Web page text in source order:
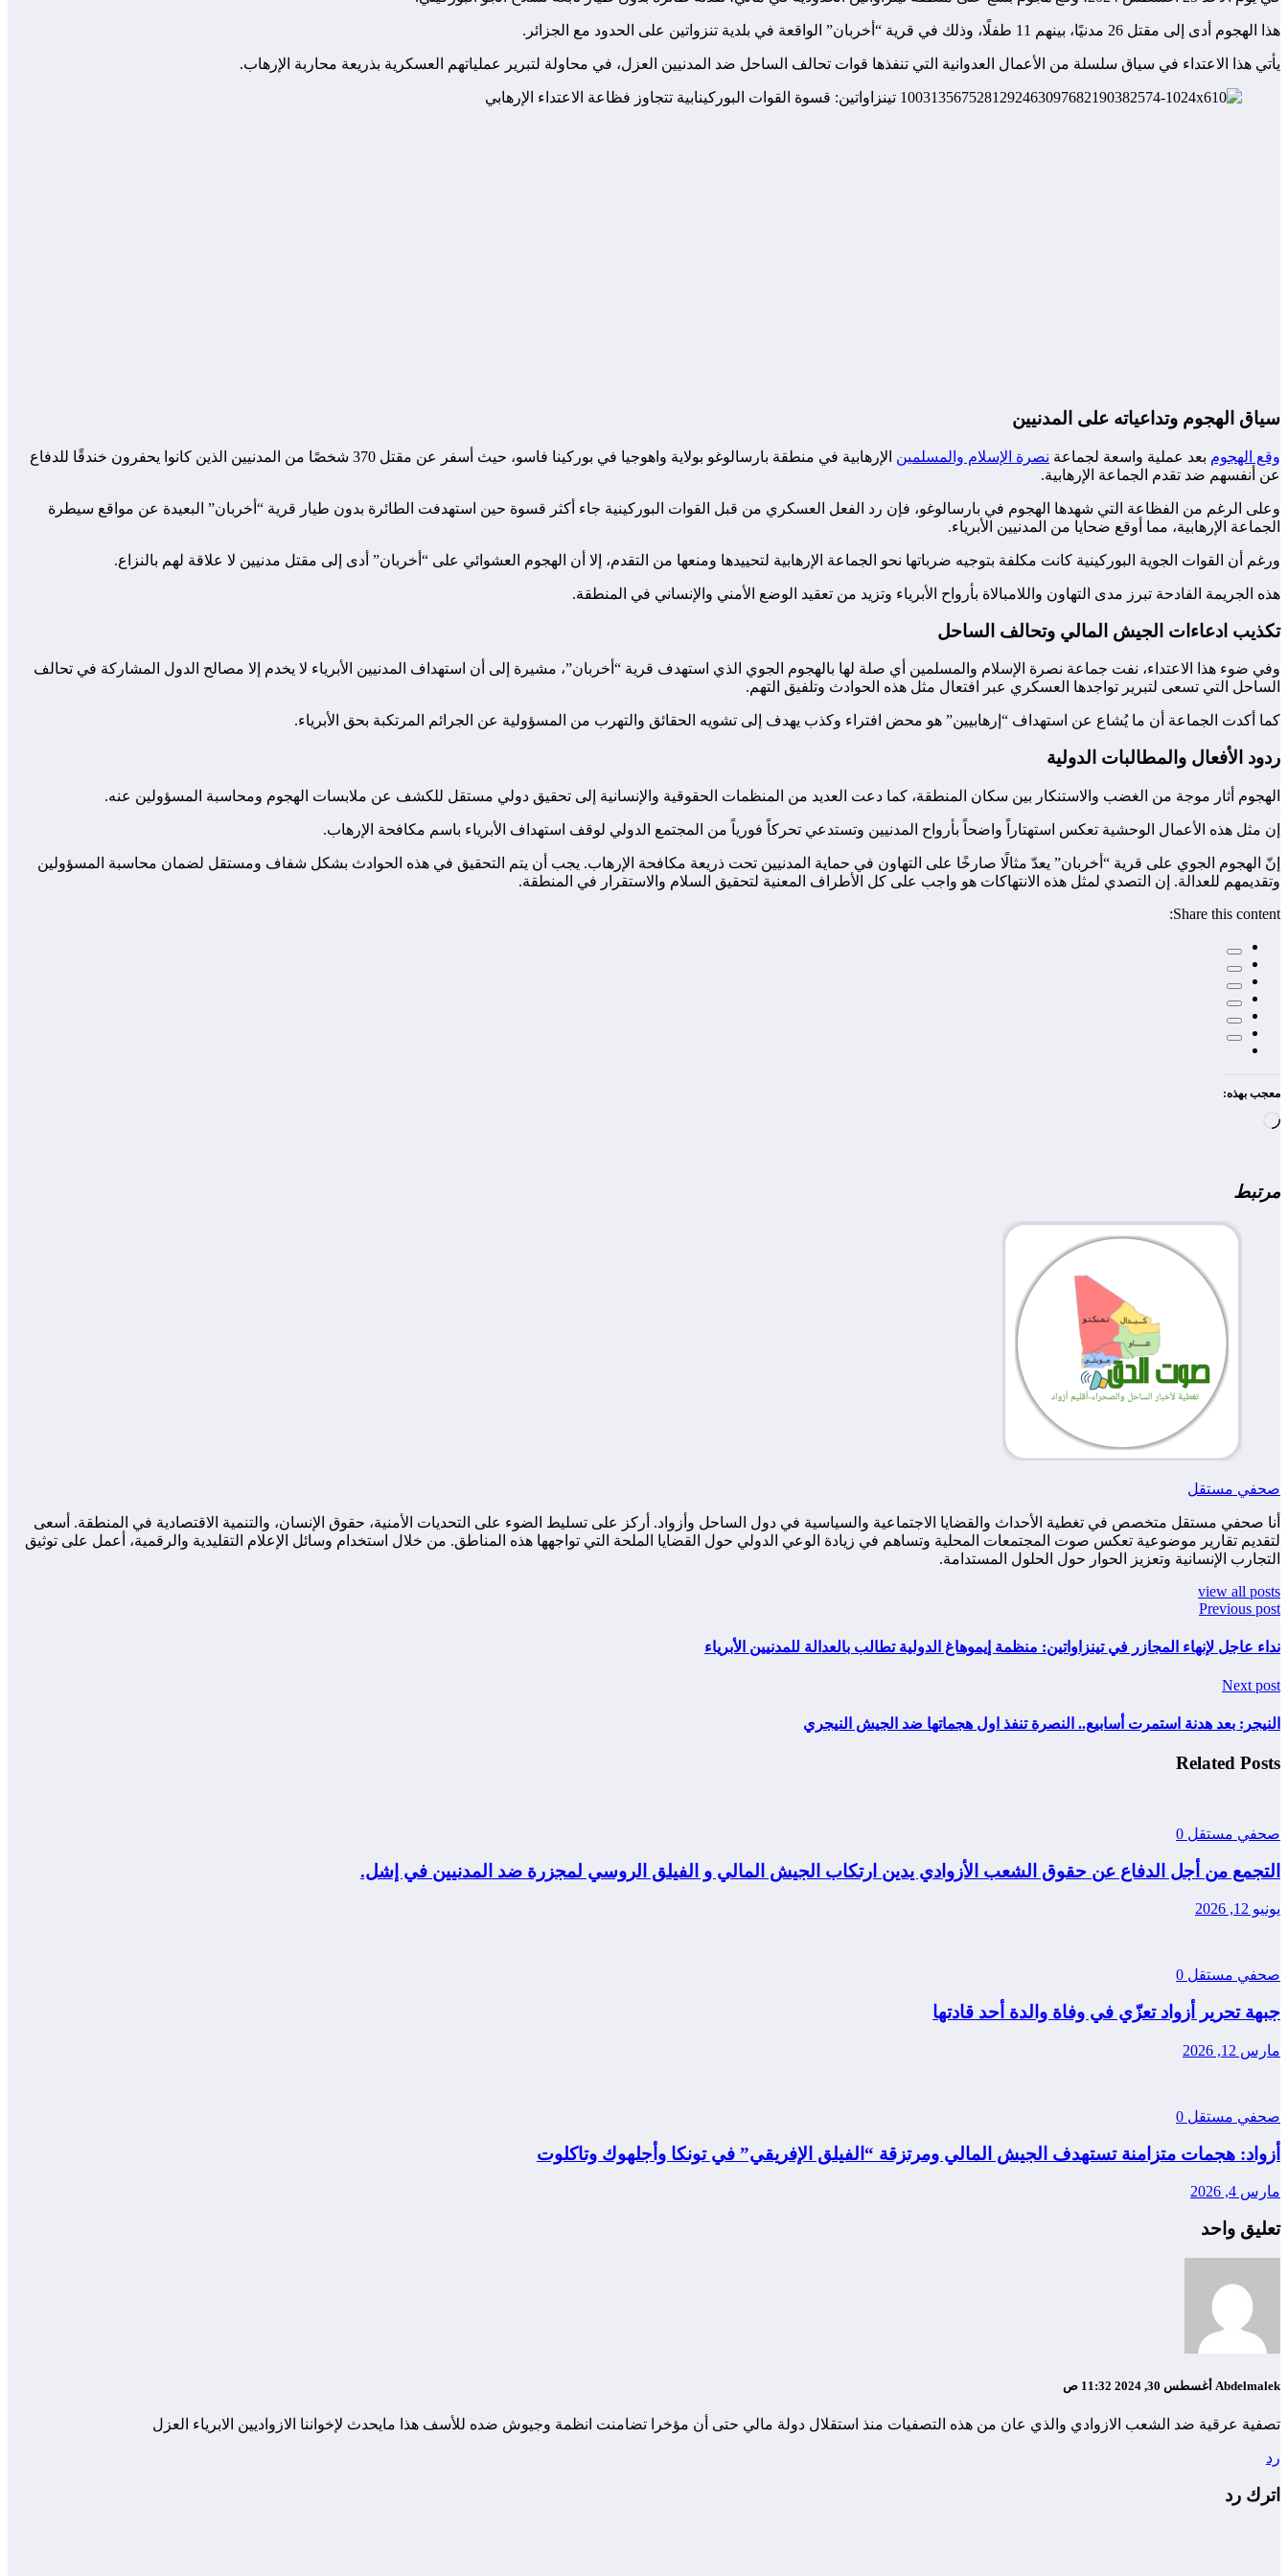
هذا الهجوم أدى إلى مقتل 26 مدنيًا، بينهم 11 طفلًا، وذلك في قرية “أخربان” الواقعة في بلدية تنزواتين على الحدود مع الجزائر.
يأتي هذا الاعتداء في سياق سلسلة من الأعمال العدوانية التي تنفذها قوات تحالف الساحل ضد المدنيين العزل، في محاولة لتبرير عملياتهم العسكرية بذريعة محاربة الإرهاب.
سياق الهجوم وتداعياته على المدنيين
وقع الهجوم بعد عملية واسعة لجماعة نصرة الإسلام والمسلمين
الإرهابية في منطقة بارسالوغو بولاية واهوجيا في بوركينا فاسو، حيث أسفر عن مقتل 370 شخصًا من المدنيين الذين كانوا يحفرون خندقًا للدفاع
عن أنفسهم ضد تقدم الجماعة الإرهابية.
وعلى الرغم من الفظاعة التي شهدها الهجوم في بارسالوغو، فإن رد الفعل العسكري من قبل القوات البوركينية جاء أكثر قسوة حين استهدفت الطائرة بدون طيار قرية “أخربان” البعيدة عن مواقع سيطرة
الجماعة الإرهابية، مما أوقع ضحايا من المدنيين الأبرياء.
ورغم أن القوات الجوية البوركينية كانت مكلفة بتوجيه ضرباتها نحو الجماعة الإرهابية لتحييدها ومنعها من التقدم، إلا أن الهجوم العشوائي على “أخربان” أدى إلى مقتل مدنيين لا علاقة لهم بالنزاع.
هذه الجريمة الفادحة تبرز مدى التهاون واللامبالاة بأرواح الأبرياء وتزيد من تعقيد الوضع الأمني والإنساني في المنطقة.
تكذيب ادعاءات الجيش المالي وتحالف الساحل
وفي ضوء هذا الاعتداء، نفت جماعة نصرة الإسلام والمسلمين أي صلة لها بالهجوم الجوي الذي استهدف قرية “أخربان”، مشيرة إلى أن استهداف المدنيين الأبرياء لا يخدم إلا مصالح الدول المشاركة في تحالف
الساحل التي تسعى لتبرير تواجدها العسكري عبر افتعال مثل هذه الحوادث وتلفيق التهم.
كما أكدت الجماعة أن ما يُشاع عن استهداف “إرهابيين” هو محض افتراء وكذب يهدف إلى تشويه الحقائق والتهرب من المسؤولية عن الجرائم المرتكبة بحق الأبرياء.
ردود الأفعال والمطالبات الدولية
الهجوم أثار موجة من الغضب والاستنكار بين سكان المنطقة، كما دعت العديد من المنظمات الحقوقية والإنسانية إلى تحقيق دولي مستقل للكشف عن ملابسات الهجوم ومحاسبة المسؤولين عنه.
إن مثل هذه الأعمال الوحشية تعكس استهتاراً واضحاً بأرواح المدنيين وتستدعي تحركاً فورياً من المجتمع الدولي لوقف استهداف الأبرياء باسم مكافحة الإرهاب.
إنّ الهجوم الجوي على قرية “أخربان” يعدّ مثالًا صارخًا على التهاون في حماية المدنيين تحت ذريعة مكافحة الإرهاب. يجب أن يتم التحقيق في هذه الحوادث بشكل شفاف ومستقل لضمان محاسبة المسؤولين
وتقديمهم للعدالة. إن التصدي لمثل هذه الانتهاكات هو واجب على كل الأطراف المعنية لتحقيق السلام والاستقرار في المنطقة.
Share this content:
معجب بهذه:
مرتبط
صحفي مستقل
أنا صحفي مستقل متخصص في تغطية الأحداث والقضايا الاجتماعية والسياسية في دول الساحل وأزواد. أركز على تسليط الضوء على التحديات الأمنية، حقوق الإنسان، والتنمية الاقتصادية في المنطقة. أسعى
لتقديم تقارير موضوعية تعكس صوت المجتمعات المحلية وتساهم في زيادة الوعي الدولي حول القضايا الملحة التي تواجهها هذه المناطق. من خلال استخدام وسائل الإعلام التقليدية والرقمية، أعمل على توثيق
التجارب الإنسانية وتعزيز الحوار حول الحلول المستدامة.
view all posts
Previous post
نداء عاجل لإنهاء المجازر في تينزاواتين: منظمة إيموهاغ الدولية تطالب بالعدالة للمدنيين الأبرياء
Next post
النيجر: بعد هدنة استمرت أسابيع.. النصرة تنفذ اول هجماتها ضد الجيش النيجري
Related Posts
صحفي مستقل 0
التجمع من أجل الدفاع عن حقوق الشعب الأزوادي يدين ارتكاب الجيش المالي و الفيلق الروسي لمجزرة ضد المدنيين في إشل.
يونيو 12, 2026
صحفي مستقل 0
جبهة تحرير أزواد تعزّي في وفاة والدة أحد قادتها
مارس 12, 2026
صحفي مستقل 0
أزواد: هجمات متزامنة تستهدف الجيش المالي ومرتزقة “الفيلق الإفريقي” في تونكا وأجلهوك وتاكلوت
مارس 4, 2026
تعليق واحد
Abdelmalek أغسطس 30, 2024 11:32 ص
تصفية عرقية ضد الشعب الازوادي والذي عان من هذه التصفيات منذ استقلال دولة مالي حتى أن مؤخرا تضامنت انظمة وجيوش ضده للأسف هذا مايحدث لإخواننا الازواديين الابرياء العزل
رد
اترك رد